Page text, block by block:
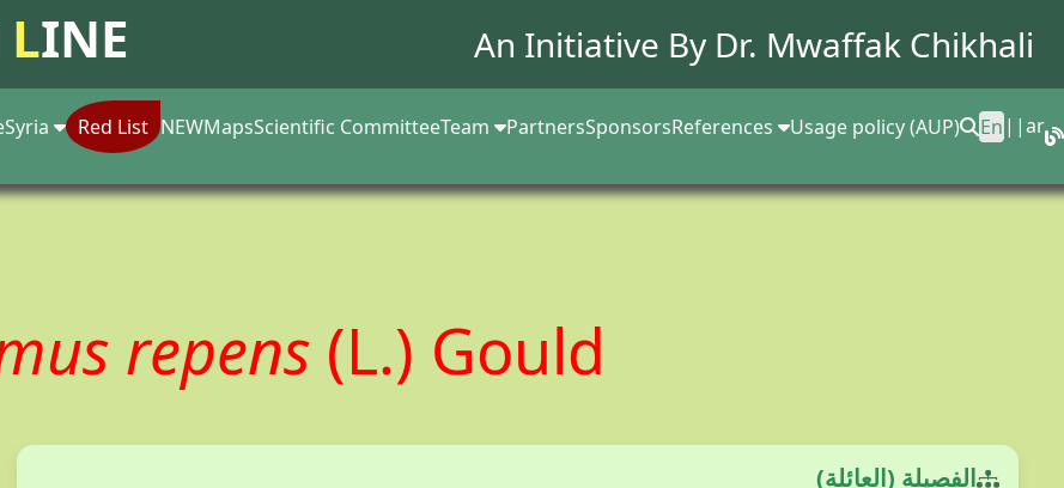
LINE An Initiative By Dr. Mwaffak Chikhali
Syria Red List NEWMapsScientific CommitteeTeam PartnersSponsorsReferences Usage policy (AUP) En ||ar
repens (L.) Gould
الفصيلة (العائلة)